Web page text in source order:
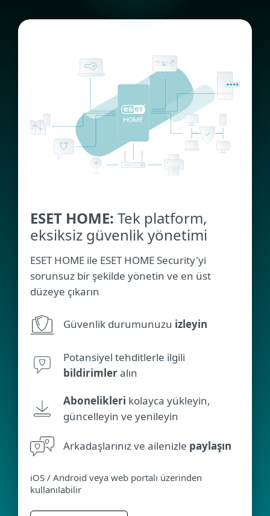
ESET HOME: Tek platform,
eksiksiz güvenlik yönetimi
ESET HOME ile ESET HOME Security'yi
sorunsuz bir şekilde yönetin ve en üst
düzeye çıkarın
Güvenlik durumunuzu izleyin
Potansiyel tehditlerle ilgili
bildirimleralın
Abonelikleri kolayca yükleyin,
güncelleyin ve yenileyin
Arkadaşlarınız ve ailenizle paylaşın
iOS / Android veya web portalı üzerinden
kullanılabilir